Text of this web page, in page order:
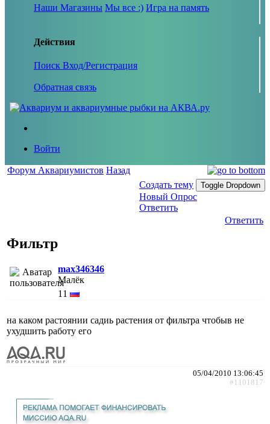
Наши Магазины Мы все :) Игра на память
Действия
Поиск Вход/Регистрация
Обратная связь
Войти
Форум Аквариумистов Назад
Создать тему
Toggle Dropdown
Новый Опрос
Ответить
Ответить
Фильтр
max346346
Малёк
11
на каком растоянии садиь растения от фильтра чтобыв не
ухудшить работу его
05/04/2010 13:06:45
#1101817